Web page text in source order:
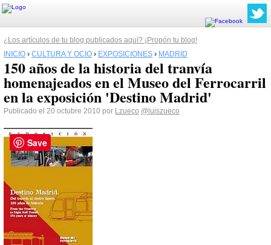
¿Los artículos de tu blog publicados aquí? ¡Propón tu blog!
INICIO › CULTURA Y OCIO › EXPOSICIONES › MADRID
150 años de la historia del tranvía
homenajeados en el Museo del Ferrocarril
en la exposición 'Destino Madrid'
Publicado el 20 octubre 2010 por Lzueco @luiszueco
Save